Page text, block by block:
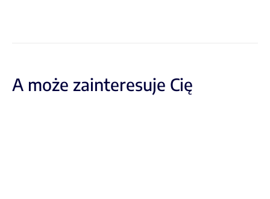
A może zainteresuje Cię